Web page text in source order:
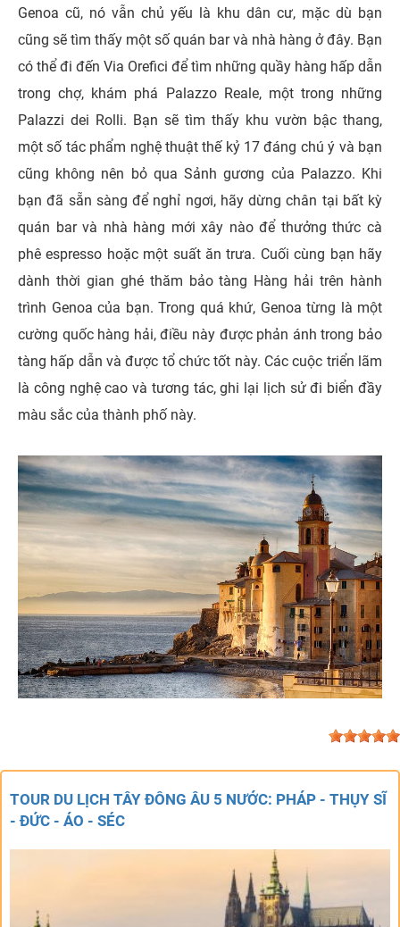
Genoa cũ, nó vẫn chủ yếu là khu dân cư, mặc dù bạn
cũng sẽ tìm thấy một số quán bar và nhà hàng ở đây. Bạn
có thể đi đến Via Orefici để tìm những quầy hàng hấp dẫn
trong chợ, khám phá Palazzo Reale, một trong những
Palazzi dei Rolli. Bạn sẽ tìm thấy khu vườn bậc thang,
một số tác phẩm nghệ thuật thế kỷ 17 đáng chú ý và bạn
cũng không nên bỏ qua Sảnh gương của Palazzo. Khi
bạn đã sẵn sàng để nghỉ ngơi, hãy dừng chân tại bất kỳ
quán bar và nhà hàng mới xây nào để thưởng thức cà
phê espresso hoặc một suất ăn trưa. Cuối cùng bạn hãy
dành thời gian ghé thăm bảo tàng Hàng hải trên hành
trình Genoa của bạn. Trong quá khứ, Genoa từng là một
cường quốc hàng hải, điều này được phản ánh trong bảo
tàng hấp dẫn và được tổ chức tốt này. Các cuộc triển lãm
là công nghệ cao và tương tác, ghi lại lịch sử đi biển đầy
màu sắc của thành phố này.
TOUR DU LỊCH TÂY ĐÔNG ÂU 5 NƯỚC: PHÁP - THỤY SĨ
- ĐỨC - ÁO - SÉC